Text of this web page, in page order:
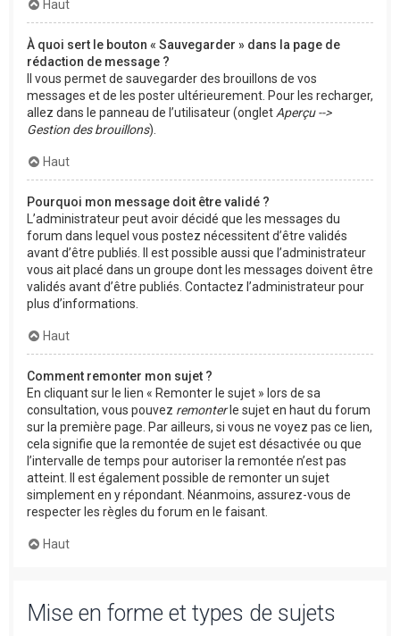
Haut
À quoi sert le bouton « Sauvegarder » dans la page de
rédaction de message ?
Il vous permet de sauvegarder des brouillons de vos
messages et de les poster ultérieurement. Pour les recharger,
allez dans le panneau de l’utilisateur (onglet Aperçu -->
Gestion des brouillons).
Haut
Pourquoi mon message doit être validé ?
L’administrateur peut avoir décidé que les messages du
forum dans lequel vous postez nécessitent d’être validés
avant d’être publiés. Il est possible aussi que l’administrateur
vous ait placé dans un groupe dont les messages doivent être
validés avant d’être publiés. Contactez l’administrateur pour
plus d’informations.
Haut
Comment remonter mon sujet ?
En cliquant sur le lien « Remonter le sujet » lors de sa
consultation, vous pouvez remonterle sujet en haut du forum
sur la première page. Par ailleurs, si vous ne voyez pas ce lien,
cela signifie que la remontée de sujet est désactivée ou que
l’intervalle de temps pour autoriser la remontée n’est pas
atteint. Il est également possible de remonter un sujet
simplement en y répondant. Néanmoins, assurez-vous de
respecter les règles du forum en le faisant.
Haut
Mise en forme et types de sujets